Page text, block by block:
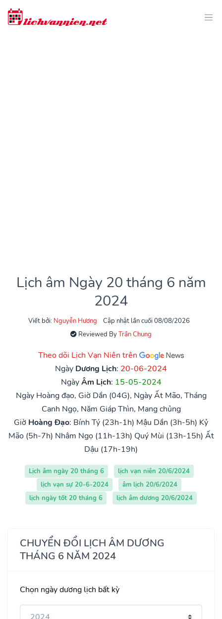
Lịch âm Ngày 20 tháng 6 năm
2024
Viết bởi: Nguyễn Hương
Cập nhật lần cuối 08/08/2026
Reviewed ByTrần Chung
Theo dõi Lịch Vạn Niên trên
Ngày Dương Lịch: 20-06-2024
NgàyÂm Lịch: 15-05-2024
Ngày Hoàng đạo, Giờ Dần (04G), Ngày Ất Mão, Tháng
Canh Ngọ, Năm Giáp Thìn, Mang chủng
Giờ Hoàng Đạo: Bính Tý (23h-1h) Mậu Dần (3h-5h) Kỷ
Mão (5h-7h) Nhâm Ngọ (11h-13h) Quý Mùi (13h-15h) Ất
Dậu (17h-19h)
Lịch âm ngày 20 tháng 6
lịch vạn niên 20/6/2024
lịch vạn sự 20-6-2024
âm lịch 20/6/2024
lịch ngày tốt 20 tháng 6
lịch âm dương 20/6/2024
CHUYỂN ĐỔI LỊCH ÂM DƯƠNG
THÁNG 6 NĂM 2024
Chọn ngày dương lịch bất kỳ